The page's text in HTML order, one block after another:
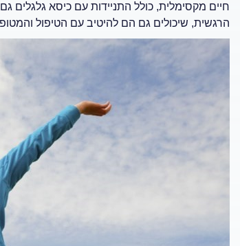
חיים מקסימלית, כולל התניידות עם כיסא
הרגשית, שיכולים גם הם להיטיב עם הטיפול